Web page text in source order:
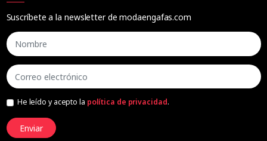
Suscríbete a la newsletter de modaengafas.com
He leído y acepto la política de privacidad.
Enviar